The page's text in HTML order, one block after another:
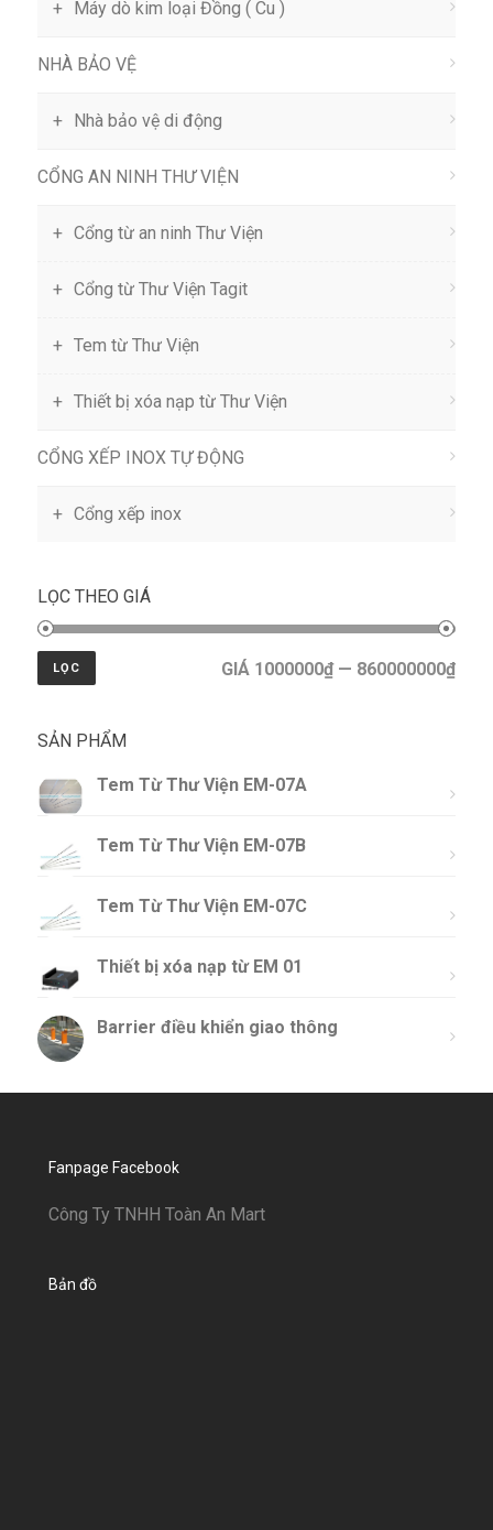
Máy dò kim loại Đồng ( Cu )
NHÀ BẢO VỆ
Nhà bảo vệ di động
CỔNG AN NINH THƯ VIỆN
Cổng từ an ninh Thư Viện
Cổng từ Thư Viện Tagit
Tem từ Thư Viện
Thiết bị xóa nạp từ Thư Viện
CỔNG XẾP INOX TỰ ĐỘNG
Cổng xếp inox
LỌC THEO GIÁ
LỌC GIÁ 1000000₫ — 860000000₫
SẢN PHẨM
Tem Từ Thư Viện EM-07A
Tem Từ Thư Viện EM-07B
Tem Từ Thư Viện EM-07C
Thiết bị xóa nạp từ EM 01
Barrier điều khiển giao thông
Fanpage Facebook
Công Ty TNHH Toàn An Mart
Bản đồ